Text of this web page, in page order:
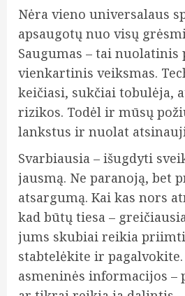
Nėra vieno universalaus
apsaugotų nuo visų
Saugumas – tai nuolatinis
vienkartinis veiksmas.
keičiasi, sukčiai tobulėja,
rizikos. Todėl ir mūsų
lankstus ir nuolat
Svarbiausia – išugdyti
jausmą. Ne paranoją, bet
atsargumą. Kai kas nors
kad būtų tiesa –
jums skubiai reikia
stabtelėkite ir
asmeninės informacijos –